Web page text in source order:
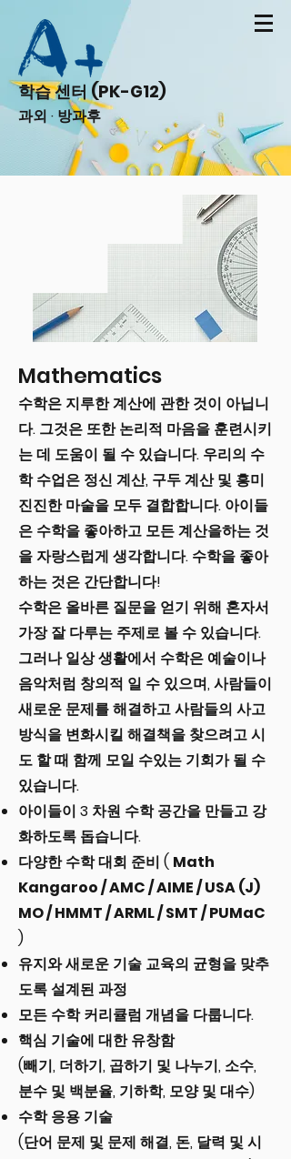
학습 센터 (PK-G12)
과외 · 방과후
Mathematics
수학은 지루한 계산에 관한 것이 아닙니
다. 그것은 또한 논리적 마음을 훈련시키
는 데 도움이 될 수 있습니다. 우리의 수
학 수업은 정신 계산, 구두 계산 및 흥미
진진한 마술을 모두 결합합니다. 아이들
은 수학을 좋아하고 모든 계산을하는 것
을 자랑스럽게 생각합니다. 수학을 좋아
하는 것은 간단합니다!
수학은 올바른 질문을 얻기 위해 혼자서
가장 잘 다루는 주제로 볼 수 있습니다.
그러나 일상 생활에서 수학은 예술이나
음악처럼 창의적 일 수 있으며, 사람들이
새로운 문제를 해결하고 사람들의 사고
방식을 변화시킬 해결책을 찾으려고 시
도 할 때 함께 모일 수있는 기회가 될 수
있습니다.
아이들이 3 차원 수학 공간을 만들고 강
화하도록 돕습니다.
다양한 수학 대회 준비 ( Math
Kangaroo / AMC / AIME / USA (J)
MO / HMMT / ARML / SMT / PUMaC
)
유지와 새로운 기술 교육의 균형을 맞추
도록 설계된 과정
모든 수학 커리큘럼 개념을 다룹니다.
핵심 기술에 대한 유창함
(빼기, 더하기, 곱하기 및 나누기, 소수,
분수 및 백분율, 기하학, 모양 및 대수)
수학 응용 기술
(단어 문제 및 문제 해결, 돈, 달력 및 시